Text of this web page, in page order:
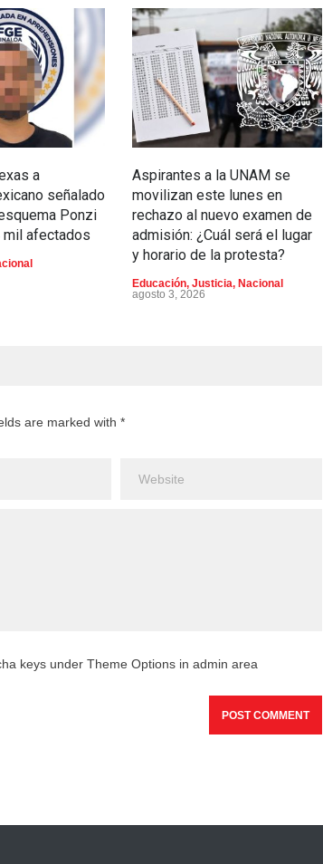
a
señalado
Ponzi
mil afectados
Aspirantes a la UNAM se
movilizan este lunes en
rechazo al nuevo examen de
admisión: ¿Cuál será el lugar
y horario de la protesta?
Educación, Justicia, Nacional
agosto 3, 2026
are marked with *
keys under Theme Options in admin area